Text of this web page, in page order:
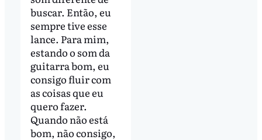
buscar. Então, eu
sempre tive esse
lance. Para mim,
estando o som da
guitarra bom, eu
consigo fluir com
as coisas que eu
quero fazer.
Quando não está
bom, não consigo,